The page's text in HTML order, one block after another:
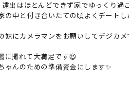
出はほとんどできず家でゆっくり過
の中と付き合いたての頃よくデート
妹にカメラマンをお願いしてデジカ
に撮れて大満足です😆
ゃんのための準備資金にします✨